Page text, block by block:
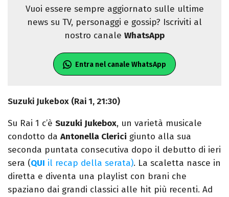
Vuoi essere sempre aggiornato sulle ultime
news su TV, personaggi e gossip? Iscriviti al
nostro canale WhatsApp
Entra nel canale WhatsApp
Suzuki Jukebox (Rai 1, 21:30)
Su Rai 1 c’è Suzuki Jukebox, un varietà musicale
condotto da Antonella Clerici giunto alla sua
seconda puntata consecutiva dopo il debutto di ieri
sera (QUI il recap della serata). La scaletta nasce in
diretta e diventa una playlist con brani che
spaziano dai grandi classici alle hit più recenti. Ad